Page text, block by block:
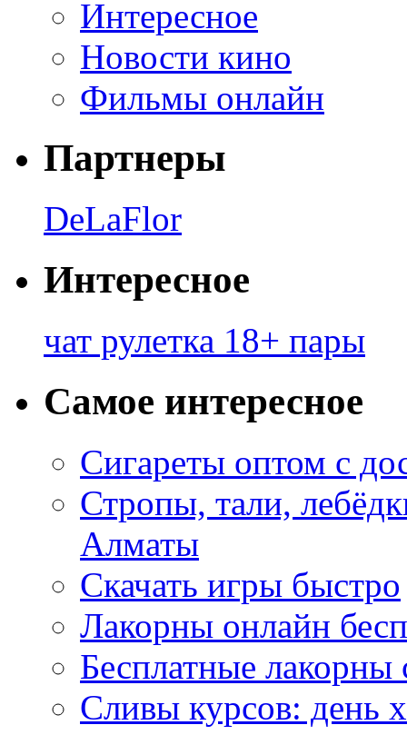
Интересное
Новости кино
Фильмы онлайн
Партнеры
DeLaFlor
Интересное
чат рулетка 18+ пары
Самое интересное
Сигареты оптом с
Стропы, тали,
Алматы
Скачать игры быстро
Лакорны онлайн
Бесплатные лакорны
Сливы курсов: день